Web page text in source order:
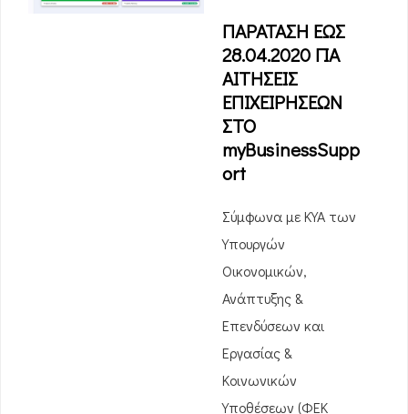
ΠΑΡΑΤΑΣΗ ΕΩΣ
28.04.2020 ΓΙΑ
ΑΙΤΗΣΕΙΣ
ΕΠΙΧΕΙΡΗΣΕΩΝ
ΣΤΟ
myBusinessSupp
ort
Σύμφωνα με ΚΥΑ των
Υπουργών
Οικονομικών,
Ανάπτυξης &
Επενδύσεων και
Εργασίας &
Κοινωνικών
Υποθέσεων (ΦΕΚ